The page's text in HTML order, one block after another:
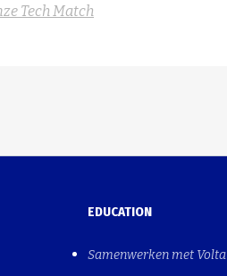
Tech Match
EDUCATION
Samenwerken met Volta